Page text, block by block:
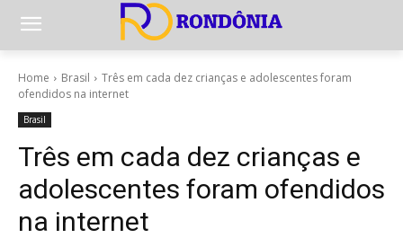
Home Brasil
Três em cada dez crianças e adolescentes foram
ofendidos na internet
Brasil
Três em cada dez crianças e
adolescentes foram ofendidos
na internet